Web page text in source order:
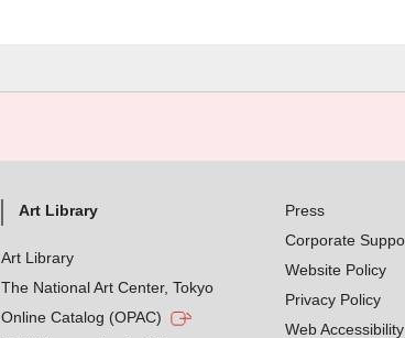
Art Library
Art Library
The National Art Center, Tokyo
Online Catalog (OPAC)
Press
Corporate
Website Policy
Privacy Policy
Web Accessibility